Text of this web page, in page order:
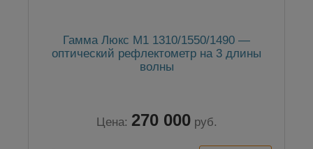
Гамма Люкс M1 1310/1550/1490 —
оптический рефлектометр на 3 длины
волны
Цена: 270 000 руб.